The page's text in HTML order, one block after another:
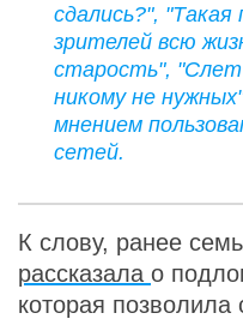
сдались?",
зрителей всю
старость",
никому не
мнением
сетей.
К слову, ранее
рассказала о
которая позволила